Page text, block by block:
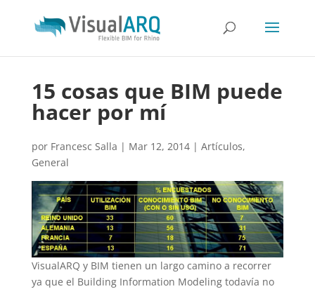
15 cosas que BIM puede
hacer por mí
por Francesc Salla | Mar 12, 2014| Artículos,
General
VisualARQ y BIM tienen un largo camino a recorrer
ya que el Building Information Modeling todavía no